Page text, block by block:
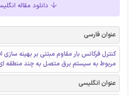
دانلود مقاله
عنوان فارسی
کنترل فرکانس بار مقاوم مبتنی بر بهینه
مربوط به سیستم برق متصل به چند منطقه
عنوان انگلیسی